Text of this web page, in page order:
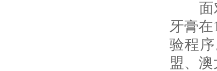
面对
牙膏在
验程
盟、